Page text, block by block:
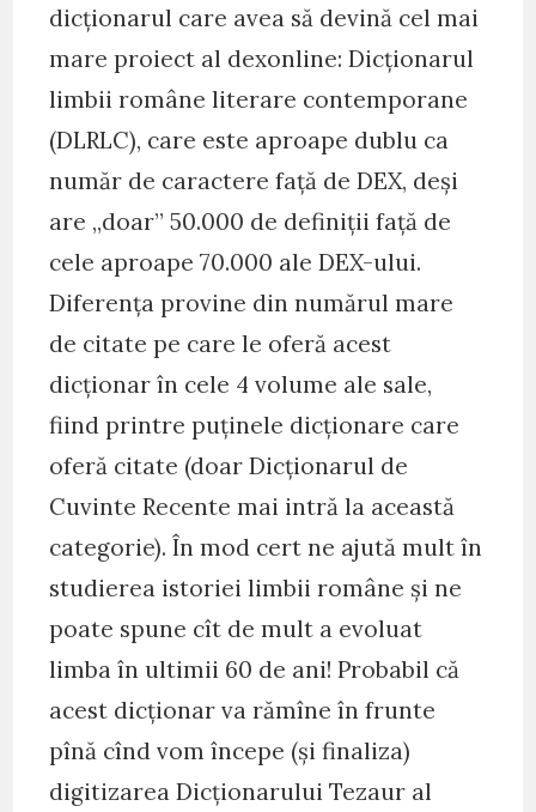
dicționarul care avea să devină cel mai
mare proiect al dexonline: Dicționarul
limbii române literare contemporane
(DLRLC), care este aproape dublu ca
număr de caractere față de DEX, deși
are „doar” 50.000 de definiții față de
cele aproape 70.000 ale DEX-ului.
Diferența provine din numărul mare
de citate pe care le oferă acest
dicționar în cele 4 volume ale sale,
fiind printre puținele dicționare care
oferă citate (doar Dicționarul de
Cuvinte Recente mai intră la această
categorie). În mod cert ne ajută mult în
studierea istoriei limbii române și ne
poate spune cît de mult a evoluat
limba în ultimii 60 de ani! Probabil că
acest dicționar va rămîne în frunte
pînă cînd vom începe (și finaliza)
digitizarea Dicționarului Tezaur al